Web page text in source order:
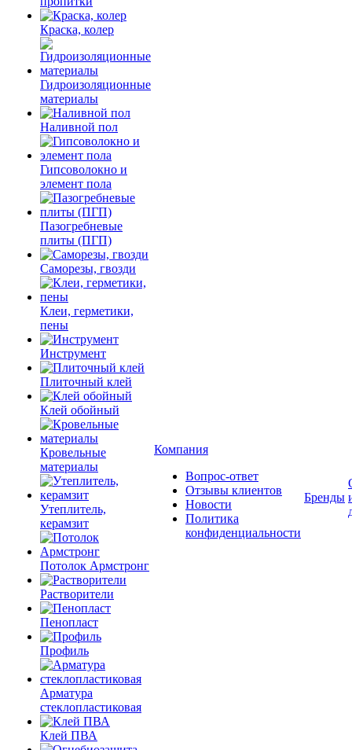
Краска, колер
Гидроизоляционные
материалы
Наливной пол
Гипсоволокно и
элемент пола
Пазогребневые
плиты (ПГП)
Саморезы, гвозди
Клеи, герметики,
пены
Инструмент
Плиточный клей
Клей обойный
Кровельные
материалы
Утеплитель,
керамзит
Потолок Армстронг
Растворители
Пенопласт
Профиль
Арматура
стеклопластиковая
Клей ПВА
Компания
Вопрос-ответ
Отзывы клиентов
Новости
Политика
конфиденциальности
Бренды